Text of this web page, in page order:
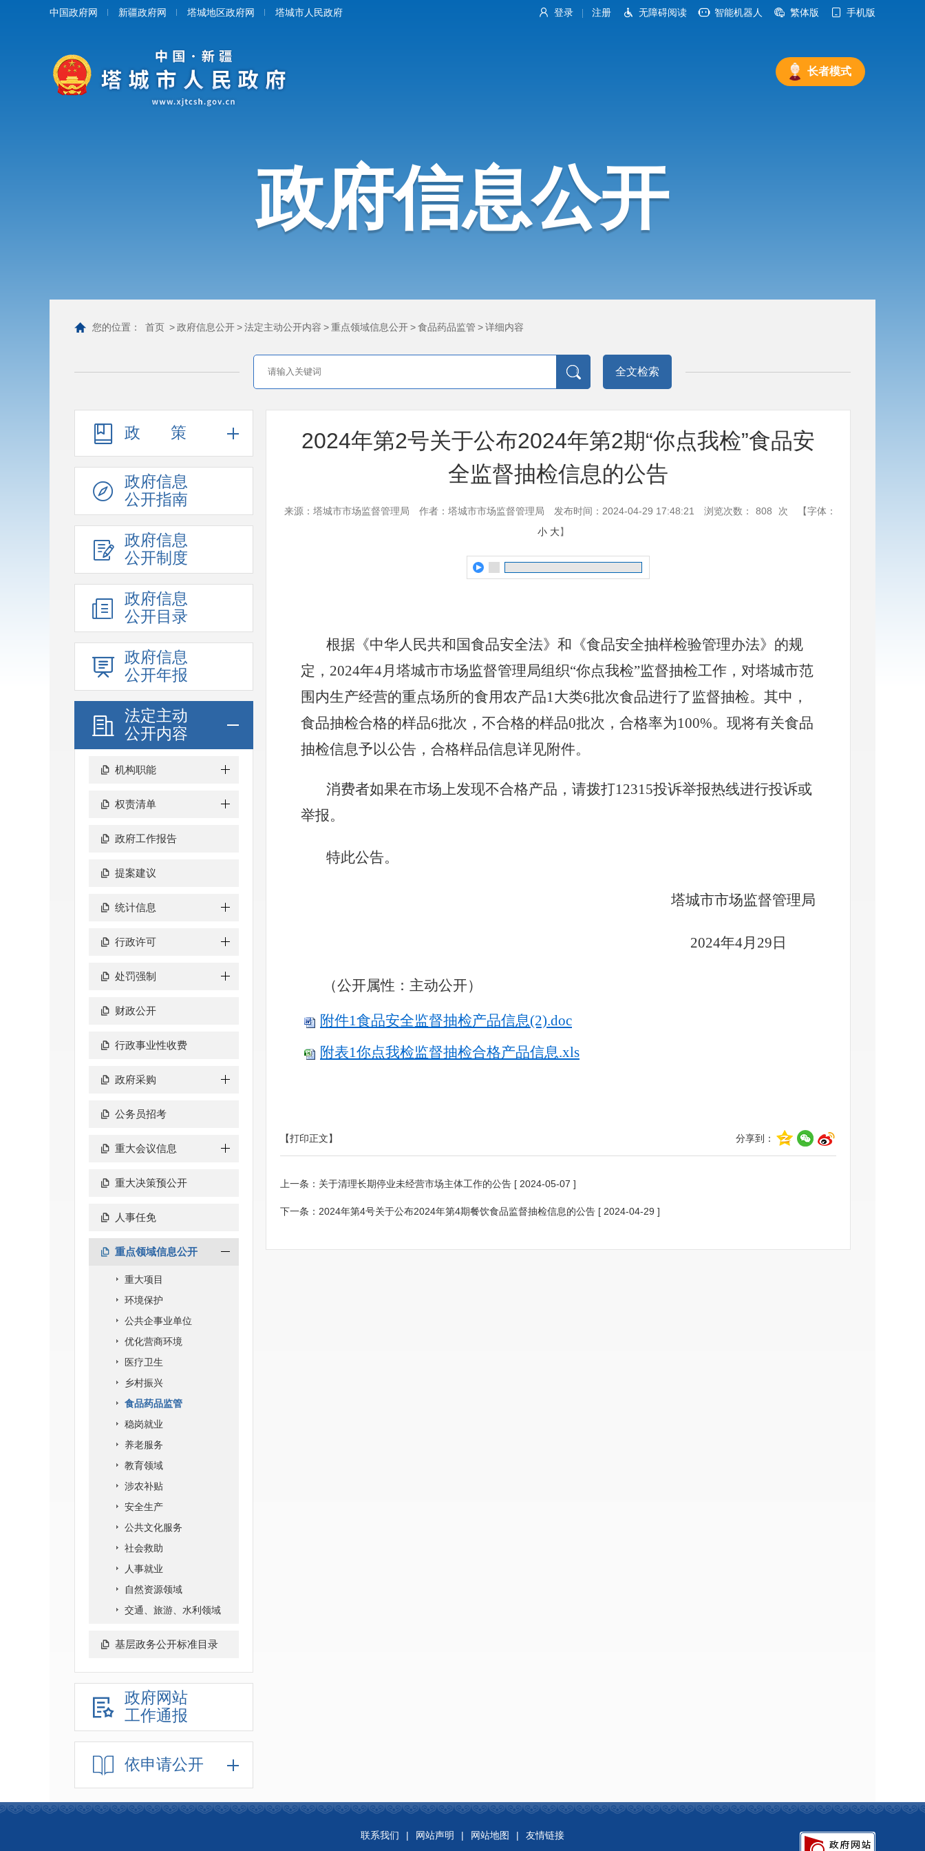
登录 注册 无障碍阅读 智能机器人 繁体版 手机版
中国政府网 新疆政府网 塔城地区政府网 塔城市人民政府
长者模式
政府信息公开
您的位置： 首页 >政府信息公开>法定主动公开内容 >重点领域信息公开>食品药品监管 >详细内容
全文检索
政策
政府信息
公开指南
政府信息
公开制度
政府信息
公开目录
政府信息
公开年报
法定主动
公开内容
机构职能
权责清单
政府工作报告
提案建议
统计信息
行政许可
处罚强制
财政公开
行政事业性收费
政府采购
公务员招考
重大会议信息
重大决策预公开
人事任免
重点领域信息公开
重大项目
环境保护
公共企事业单位
优化营商环境
医疗卫生
乡村振兴
食品药品监管
稳岗就业
养老服务
教育领域
涉农补贴
安全生产
公共文化服务
社会救助
人事就业
自然资源领域
交通、旅游、水利领域
基层政务公开标准目录
政府网站
工作通报
依申请公开
2024年第2号关于公布2024年第2期“你点我检”食品安
全监督抽检信息的公告
来源：塔城市市场监督管理局 作者：塔城市市场监督管理局 发布时间：2024-04-29 17:48:21 浏览次数： 808 次
【字体：
小 大】
根据《中华人民共和国食品安全法》和《食品安全抽样检验管理办法》的规
定， 2024年4月塔城市市场监督管理局组织“你点我检”监督抽检工作， 对塔城市范
围内生产经营的重点场所的食用农产品1大类6批次食品进行了监督抽检。 其中，
食品抽检合格的样品6批次，不合格的样品0批次，合格率为100%。现将有关食品
抽检信息予以公告，合格样品信息详见附件。
消费者如果在市场上发现不合格产品，请拨打12315投诉举报热线进行投诉或
举报。
特此公告。
塔城市市场监督管理局
2024年4月 29 日
（公开属性：主动公开）
附件1食品安全监督抽检产品信息(2).doc
附表1你点我检监督抽检合格产品信息.xls
分享到：
【打印正文】
上一条： 关于清理长期停业未经营市场主体工作的公告 [ 2024-05-07 ]
下一条： 2024年第4号关于公布2024年第4期餐饮食品监督抽检信息的公告 [ 2024-04-29 ]
联系我们 | 网站声明 | 网站地图 | 友情链接